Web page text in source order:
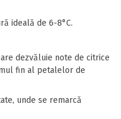
ideală de 6-8°C.
dezvăluie note de citrice
fin al petalelor de
unde se remarcă